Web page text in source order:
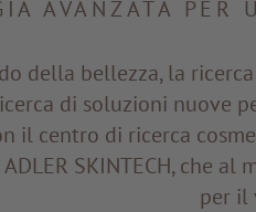
AVANZATA PER
della bellezza, la
di soluzioni nuove
il centro di ricerca
SKINTECH, che
per il